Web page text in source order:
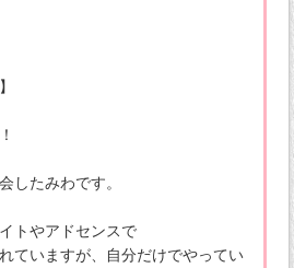
したみわです。
トやアドセンスで
ていますが、自分だけでやってい